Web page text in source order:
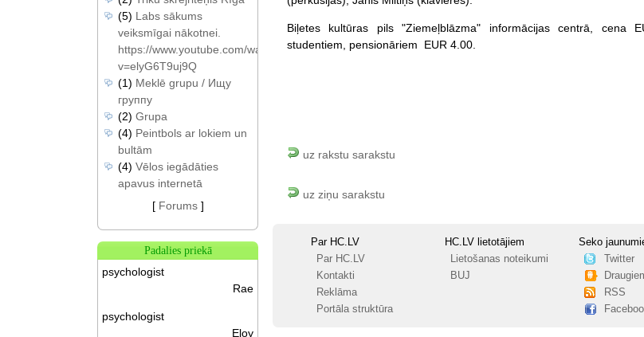
Biļetes kultūras pils "Ziemeļblāzma" informācijas centrā, cena
studentiem, pensionāriem EUR 4.00.
uz rakstu sarakstu
uz ziņu sarakstu
Par HC.LV
Par HC.LV
Kontakti
Reklāma
Portāla struktūra
HC.LV lietotājiem
Lietošanas noteikumi
BUJ
Seko
Twitter
RSS
(5) Labs sākums
veiksmīgai nākotnei.
https://www.youtube.com/watch?
v=elyG6T9uj9Q
(1) Meklē grupu / Ищу
группу
(2) Grupa
(4) Peintbols ar lokiem un
bultām
(4) Vēlos iegādāties
apavus internetā
[ Forums]
Padalies priekā
psychologist
Rae
psychologist
Eloy